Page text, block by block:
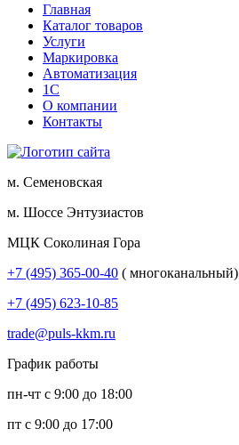
Главная
Каталог товаров
Услуги
Маркировка
Автоматизация
1С
О компании
Контакты
м. Семеновская
м. Шоссе Энтузиастов
МЦК Соколиная Гора
+7 (495) 365-00-40 ( многоканальный)
+7 (495) 623-10-85
trade@puls-kkm.ru
График работы
пн-чт с 9:00 до 18:00
пт с 9:00 до 17:00